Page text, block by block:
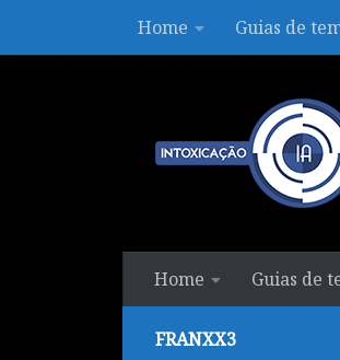
Skip to contentHome Guias de
Home Guias de
FRANXX3